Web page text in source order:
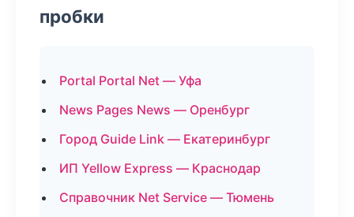
пробки
Portal Portal Net — Уфа
News Pages News — Оренбург
Город Guide Link — Екатеринбург
ИП Yellow Express — Краснодар
Справочник Net Service — Тюмень